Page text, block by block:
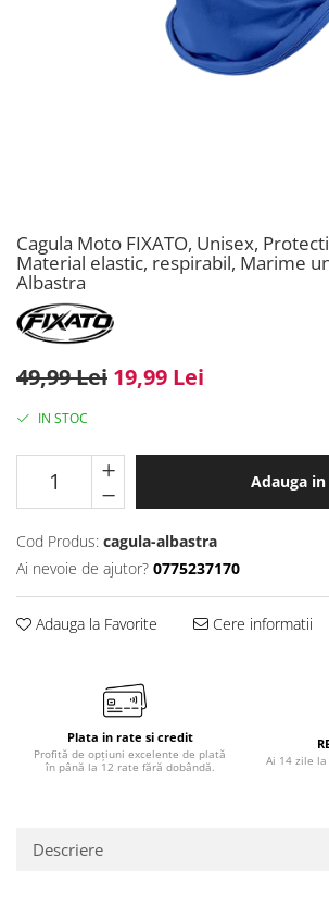
Cagula Moto FIXATO, Unisex,
Material elastic, respirabil, Marime
Albastra
49,99 Lei 19,99 Lei
IN STOC
Adauga in
Cod Produs: cagula-albastra
Ai nevoie de ajutor? 0775237170
Adauga la Favorite Cere informatii
Plata in rate si credit
Profită de opțiuni excelente de plată
în până la 12 rate fără dobândă.
Ai 14 zile
Descriere